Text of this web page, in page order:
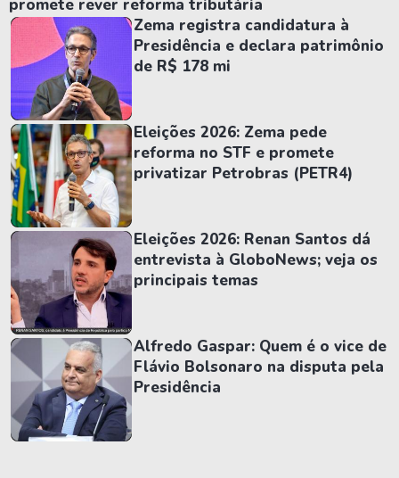
promete rever reforma tributária
Zema registra candidatura à
Presidência e declara patrimônio
de R$ 178 mi
Eleições 2026: Zema pede
reforma no STF e promete
privatizar Petrobras (PETR4)
Eleições 2026: Renan Santos dá
entrevista à GloboNews; veja os
principais temas
Alfredo Gaspar: Quem é o vice de
Flávio Bolsonaro na disputa pela
Presidência